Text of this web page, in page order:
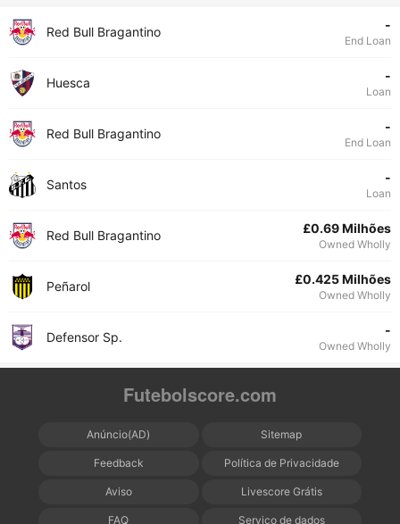
Red Bull Bragantino -
End Loan
Huesca -
Loan
Red Bull Bragantino -
End Loan
Santos -
Loan
Red Bull Bragantino £0.69 Milhões
Owned Wholly
Peñarol £0.425 Milhões
Owned Wholly
Defensor Sp. -
Owned Wholly
Futebolscore.com
Anúncio(AD) Sitemap
Feedback Política de Privacidade
Aviso Livescore Grátis
FAQ Serviço de dados